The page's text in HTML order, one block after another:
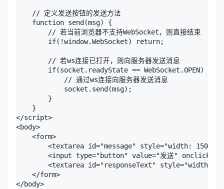
    // 定义发送按钮的发送方法
    function send(msg) {
        // 若当前浏览器不支持WebSocket，则直接结束
        if(!window.WebSocket) return;
        // 若ws连接已打开，则向服务器发送消息
        if(socket.readyState == WebSocket.OPEN) {
            // 通过ws连接向服务器发送消息
            socket.send(msg);
        }
    }
</script>
<body>
    <form>
<textarea id="message" style="width: 150px;
<input type="button" value="发送"
<textarea id="responseText" style="width:
    </form>
</body>